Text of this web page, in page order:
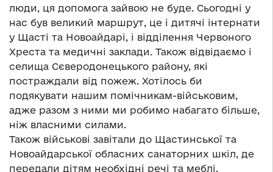
люди, ця допомога зайвою не буде. Сьогодні у
нас був великий маршрут, це і дитячі інтернати
у Щасті та Новоайдарі, і відділення Червоного
Хреста та медичні заклади. Також відвідаємо і
селища Сєверодонецького району, які
постраждали від пожеж. Хотілось би
подякувати нашим помічникам-військовим,
адже разом з ними ми робимо набагато більше,
ніж власними силами.
Також військові завітали до Щастинської та
Новоайдарської обласних санаторних шкіл, де
передали дітям необхідні речі та меблі.